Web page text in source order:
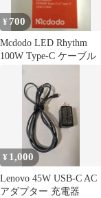
¥ 700
Mcdodo LED Rhythm
100W Type-C ケーブル
¥ 1,000
Lenovo 45W USB-C AC
アダプター 充電器